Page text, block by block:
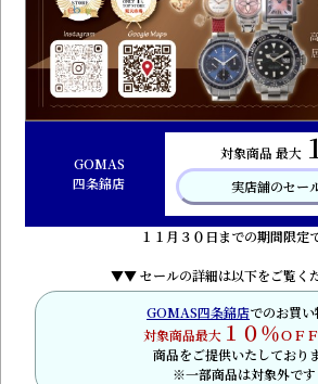
GOMAS
四条錦店
対象商品 最大
実店舗のセー
１１月３０日までの期間限定
▼▼ セールの詳細は以下をご覧
GOMAS四条錦店でのお買
対象商品最大１０％ＯＦ
商品をご提供いたしており
※一部商品は対象外です